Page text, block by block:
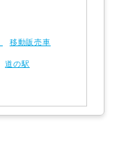
移動販売車
道の駅